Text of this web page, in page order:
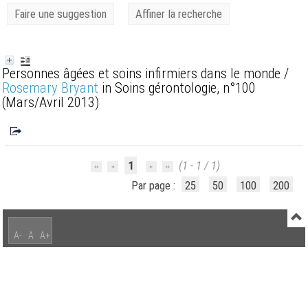
Faire une suggestion Affiner la recherche
Personnes âgées et soins infirmiers dans le monde /
Rosemary Bryant in Soins gérontologie, n°100
(Mars/Avril 2013)
1
(1 - 1 / 1)
Par page :
25 50 100 200
A- A A+